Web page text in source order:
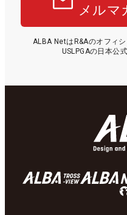
メルマ
ALBA NetはR&Aのオフィ
USLPGAの日本公